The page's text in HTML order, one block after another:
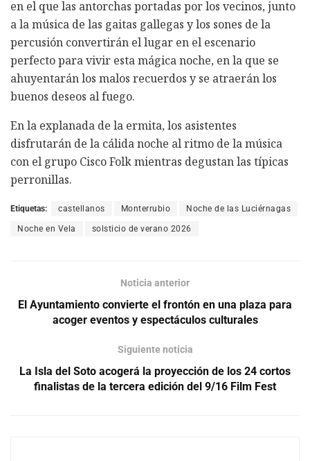
en el que las antorchas portadas por los vecinos, junto
a la música de las gaitas gallegas y los sones de la
percusión convertirán el lugar en el escenario
perfecto para vivir esta mágica noche, en la que se
ahuyentarán los malos recuerdos y se atraerán los
buenos deseos al fuego.
En la explanada de la ermita, los asistentes
disfrutarán de la cálida noche al ritmo de la música
con el grupo Cisco Folk mientras degustan las típicas
perronillas.
Etiquetas: castellanos Monterrubio Noche de las Luciérnagas
Noche en Vela solsticio de verano 2026
Noticia anterior
El Ayuntamiento convierte el frontón en una plaza para
acoger eventos y espectáculos culturales
Siguiente noticia
La Isla del Soto acogerá la proyección de los 24 cortos
finalistas de la tercera edición del 9/16 Film Fest